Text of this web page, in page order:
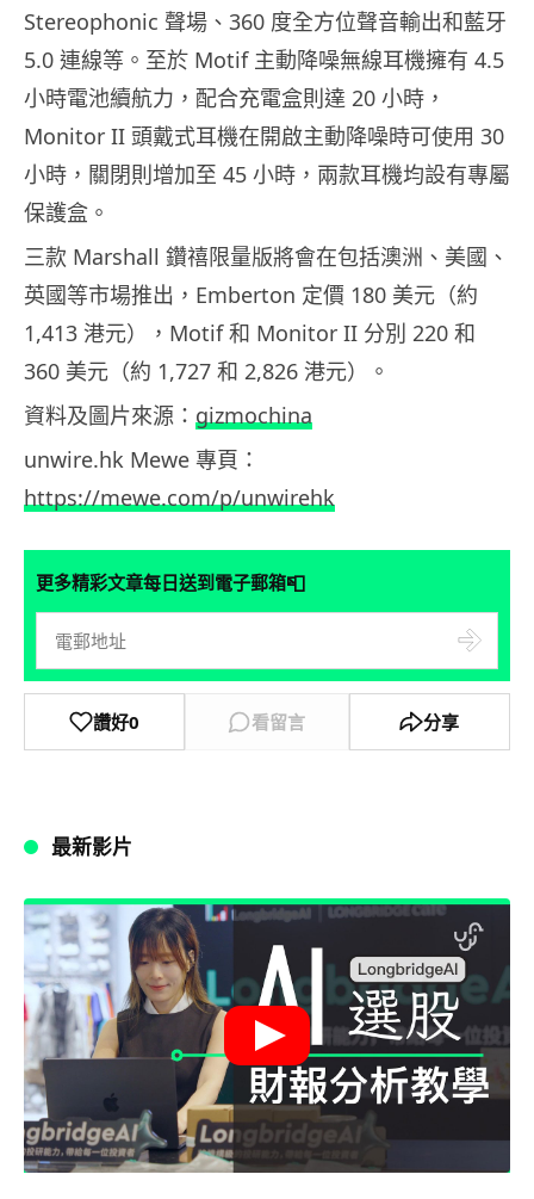
Stereophonic 聲場、360 度全方位聲音輸出和藍牙
5.0 連線等。至於 Motif 主動降噪無線耳機擁有 4.5
小時電池續航力，配合充電盒則達 20 小時，
Monitor II 頭戴式耳機在開啟主動降噪時可使用 30
小時，關閉則增加至 45 小時，兩款耳機均設有專屬
保護盒。
三款 Marshall 鑽禧限量版將會在包括澳洲、美國、
英國等市場推出，Emberton 定價 180 美元（約
1,413 港元），Motif 和 Monitor II 分別 220 和
360 美元（約 1,727 和 2,826 港元）。
資料及圖片來源： gizmochina
unwire.hk Mewe 專頁：
https://mewe.com/p/unwirehk
更多精彩文章每日送到電子郵箱📮
讚好0 看留言 分享
最新影片